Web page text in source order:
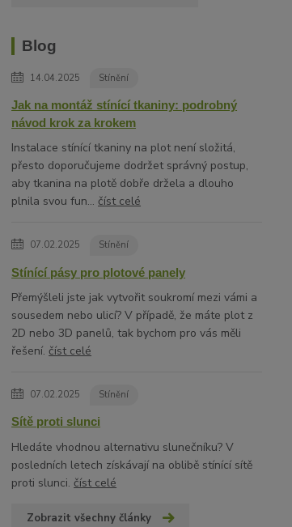
Blog
14.04.2025 Stínění
Jak na montáž stínící tkaniny: podrobný
návod krok za krokem
Instalace stínící tkaniny na plot není složitá,
přesto doporučujeme dodržet správný postup,
aby tkanina na plotě dobře držela a dlouho
plnila svou fun...číst celé
07.02.2025 Stínění
Stínící pásy pro plotové panely
Přemýšleli jste jak vytvořit soukromí mezi vámi a
sousedem nebo ulicí? V případě, že máte plot z
2D nebo 3D panelů, tak bychom pro vás měli
řešení.číst celé
07.02.2025 Stínění
Sítě proti slunci
Hledáte vhodnou alternativu slunečníku? V
posledních letech získávají na oblibě stínící sítě
proti slunci.číst celé
Zobrazit všechny články